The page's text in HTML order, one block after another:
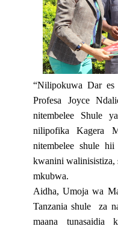
“Nilipokuwa Dar es
Profesa Joyce
nitembelee Shule
nilipofika Kagera
nitembelee shule
kwanini walinisistiza,
mkubwa.
Aidha, Umoja wa
Tanzania shule
za
maana tunasaidia